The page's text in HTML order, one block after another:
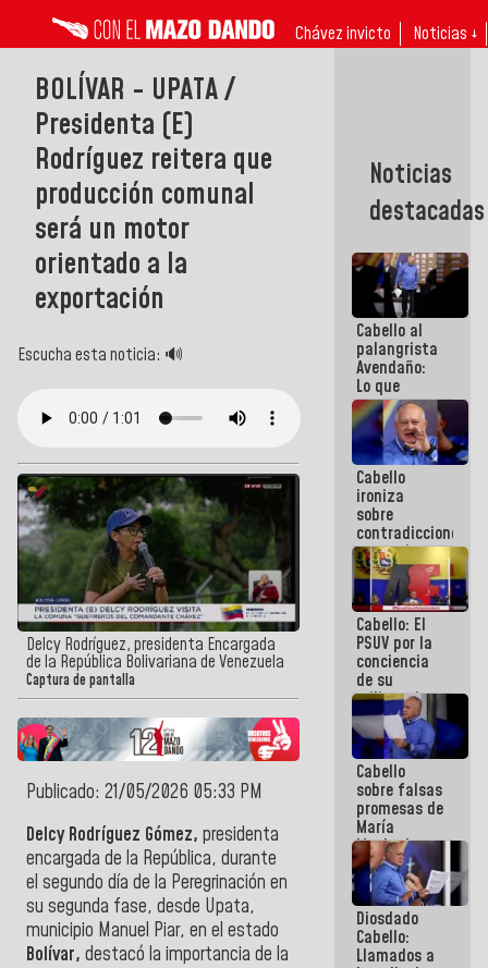
Chávez invicto Noticias ↓
BOLÍVAR - UPATA /
Presidenta (E)
Rodríguez reitera que
producción comunal
será un motor
orientado a la
exportación
Escucha esta noticia: 🔊
Delcy Rodríguez, presidenta Encargada
de la República Bolivariana de Venezuela
Captura de pantalla
Publicado: 21/05/2026 05:33 PM
Delcy Rodríguez Gómez, presidenta
encargada de la República, durante
el segundo día de la Peregrinación en
su segunda fase, desde Upata,
municipio Manuel Piar, en el estado
Bolívar, destacó la importancia de la
Noticias
destacadas
Cabello al
palangrista
Avendaño:
Lo que
vayas a
escribir
hazlo hoy
por que no
sabemos si
la semana
que viene
hay
programa
Cabello
ironiza
sobre
contradicciones
y mentiras
de María
Machado:
¡Créanle!
Cabello: El
PSUV por la
conciencia
de su
militancia
es la
organización
política más
sólida de
Venezuela
Cabello
sobre falsas
promesas de
María
Machado:
¿Quién le
puede creer?
¿Y la gente
que ella iba
a salvar en
La Guaira?
Diosdado
Cabello:
Llamados a